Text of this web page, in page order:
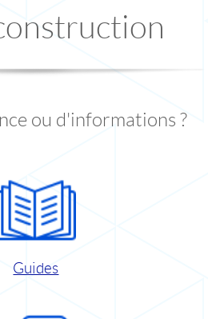
ou d'informations ?
Guides